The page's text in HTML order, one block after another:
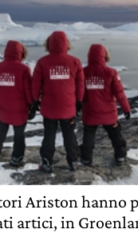
Ariston hanno
artici, in